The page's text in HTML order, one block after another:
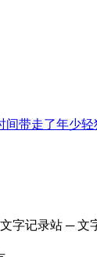
带走了年少轻
字记录站 ─ 文